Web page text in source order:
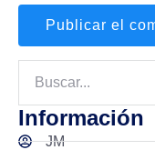
Información
JM